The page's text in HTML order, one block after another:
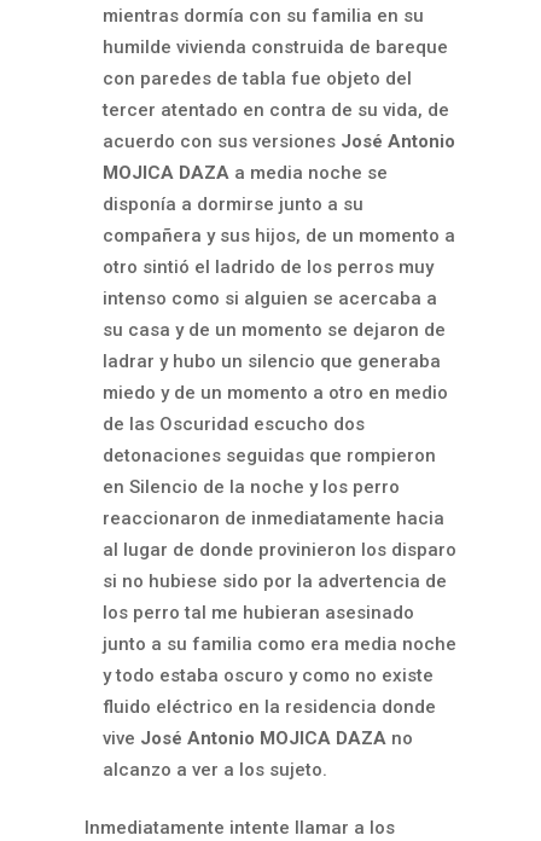
mientras dormía con su familia en su
humilde vivienda construida de bareque
con paredes de tabla fue objeto del
tercer atentado en contra de su vida, de
acuerdo con sus versiones José Antonio
MOJICA DAZA a media noche se
disponía a dormirse junto a su
compañera y sus hijos, de un momento a
otro sintió el ladrido de los perros muy
intenso como si alguien se acercaba a
su casa y de un momento se dejaron de
ladrar y hubo un silencio que generaba
miedo y de un momento a otro en medio
de las Oscuridad escucho dos
detonaciones seguidas que rompieron
en Silencio de la noche y los perro
reaccionaron de inmediatamente hacia
al lugar de donde provinieron los disparo
si no hubiese sido por la advertencia de
los perro tal me hubieran asesinado
junto a su familia como era media noche
y todo estaba oscuro y como no existe
fluido eléctrico en la residencia donde
vive José Antonio MOJICA DAZA no
alcanzo a ver a los sujeto.
Inmediatamente intente llamar a los